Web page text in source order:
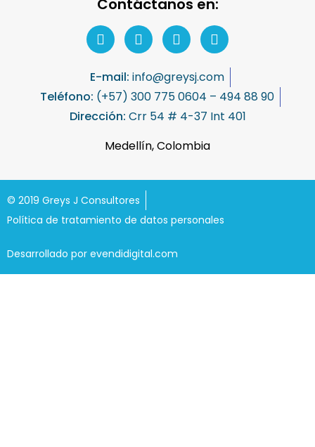
E-mail: info@greysj.com
Teléfono: (+57) 300 775 0604 – 494 88 90
Dirección: Crr 54 # 4-37 Int 401
Medellín, Colombia
© 2019 Greys J Consultores
Política de tratamiento de datos personales
Desarrollado por evendidigital.com